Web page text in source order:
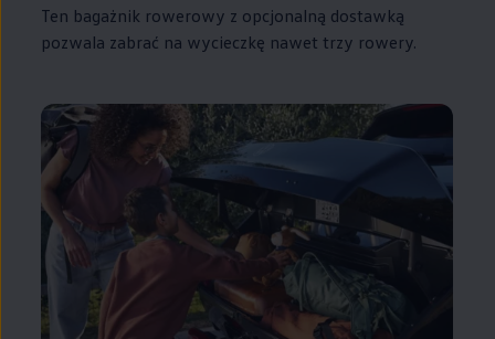
Ten bagażnik rowerowy z opcjonalną dostawką
pozwala zabrać na wycieczkę nawet trzy rowery.